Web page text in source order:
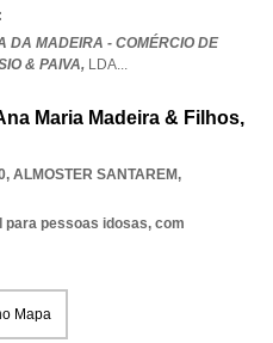
DA MADEIRA - COMÉRCIO DE
& PAIVA, LDA...
Maria Madeira & Filhos,
, ALMOSTER SANTAREM,
pessoas idosas, com
Mapa